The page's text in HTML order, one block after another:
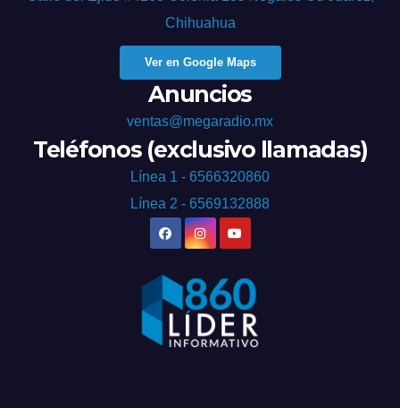
Chihuahua
Ver en Google Maps
Anuncios
ventas@megaradio.mx
Teléfonos (exclusivo llamadas)
Línea 1 - 6566320860
Línea 2 - 6569132888